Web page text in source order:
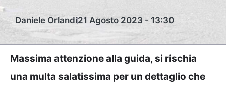
Daniele Orlandi21 Agosto 2023 - 13:30
Massima attenzione alla guida, si rischia
una multa salatissima per un dettaglio che